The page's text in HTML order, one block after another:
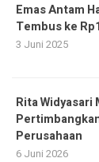
Emas Antam
Tembus ke
3 Juni 2025
Rita Widyasari
Perusahaan
6 Juni 2026